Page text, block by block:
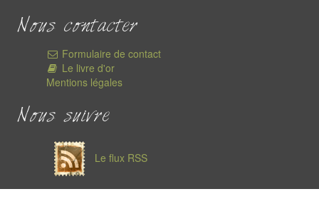
Nous contacter
Formulaire de contact
Le livre d'or
Mentions légales
Nous suivre
Le flux RSS